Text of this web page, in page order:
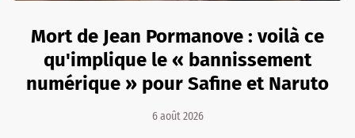
Mort de Jean Pormanove : voilà ce
qu'implique le « bannissement
numérique » pour Safine et Naruto
6 août 2026